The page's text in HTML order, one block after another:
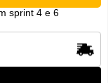
sprint 4 e 6